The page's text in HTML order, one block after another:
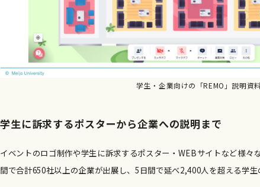
学生・企業向けの「REMO」説明資
学生に訴求するポスターから企業への説明まで
イベントのロゴ制作や学生に訴求するポスター・WEBサイトなど様
間で合計650社以上の企業が出展し、5日間で延べ2,400人を超える学